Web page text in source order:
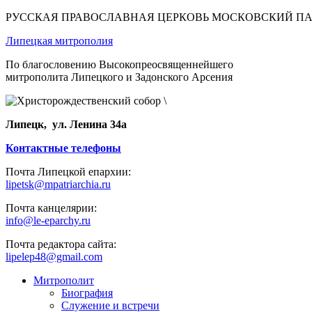
РУССКАЯ ПРАВОСЛАВНАЯ ЦЕРКОВЬ МОСКОВСКИЙ
Липецкая митрополия
По благословению Высокопреосвященнейшего
митрополита Липецкого и Задонского Арсения
Липецк, ул. Ленина 34а
Контактные телефоны
Почта Липецкой епархии:
lipetsk@mpatriarchia.ru
Почта канцелярии:
info@le-eparchy.ru
Почта редактора сайта:
lipelep48@gmail.com
Митрополит
Биография
Служение и встречи